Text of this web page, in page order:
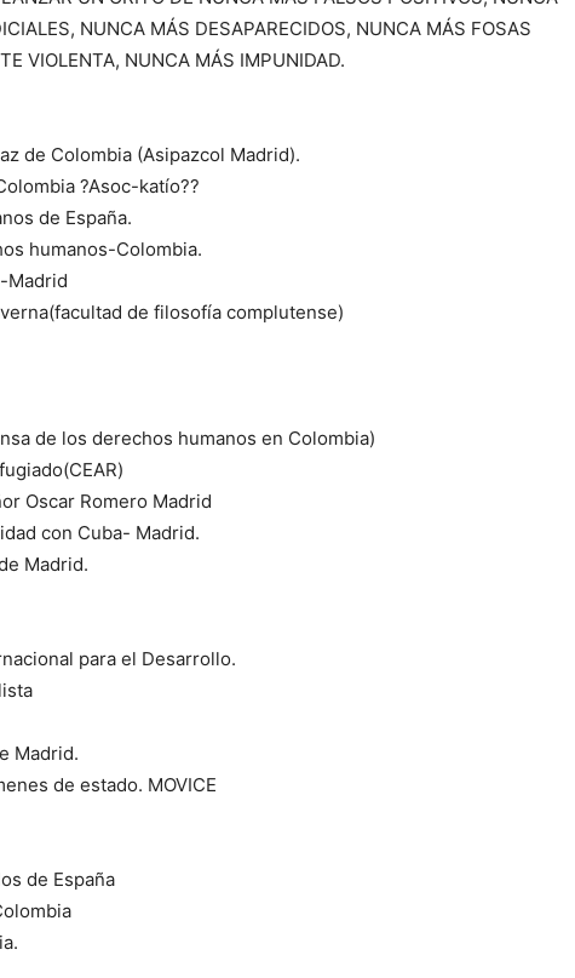
NUNCA MÁS DESAPARECIDOS, NUNCA MÁS FOSAS
VIOLENTA, NUNCA MÁS IMPUNIDAD.
de Colombia (Asipazcol Madrid).
?Asoc-katío??
de España.
humanos-Colombia.
Madrid
de filosofía complutense)
de los derechos humanos en Colombia)
Oscar Romero Madrid
con Cuba- Madrid.
Madrid.
para el Desarrollo.
Madrid.
de estado. MOVICE
de España